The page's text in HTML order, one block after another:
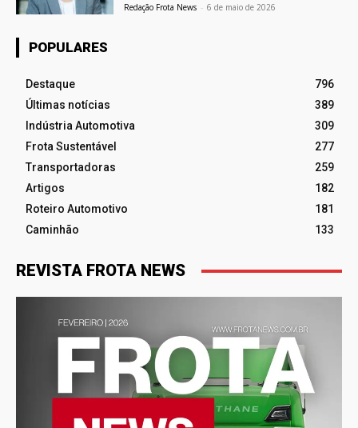
Redação Frota News - 6 de maio de 2026
POPULARES
Destaque
796
Últimas notícias
389
Indústria Automotiva
309
Frota Sustentável
277
Transportadoras
259
Artigos
182
Roteiro Automotivo
181
Caminhão
133
REVISTA FROTA NEWS